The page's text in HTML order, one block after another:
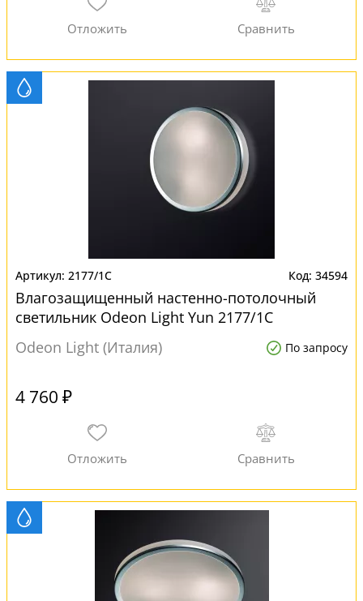
2177/1C 34594
Влагозащищенный настенно-потолочный
светильник Odeon Light Yun 2177/1C
Odeon Light (Италия)
По запросу
4 760 ₽